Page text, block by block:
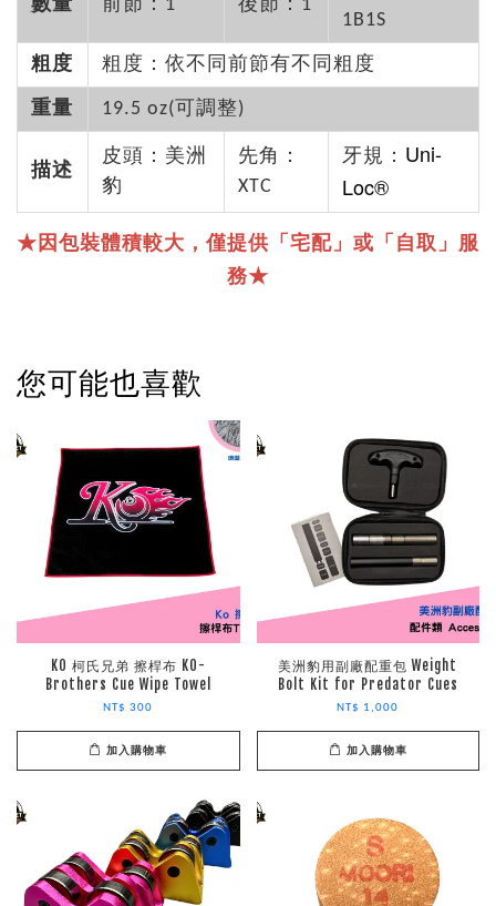
數量 前節：1 後節：1
1B1S
粗度 粗度：依不同前節有不同粗度
重量 19.5 oz(可調整)
描述
皮頭：美洲
豹
先角：
XTC
牙規： Uni-
Loc®
★因包裝體積較大，僅提供「宅配」或「自取」服
務★
您可能也喜歡
KO 柯氏兄弟 擦桿布 KO-
Brothers Cue Wipe Towel
NT$ 300
加入購物車
美洲豹用副廠配重包 Weight
Bolt Kit for Predator Cues
NT$ 1,000
加入購物車